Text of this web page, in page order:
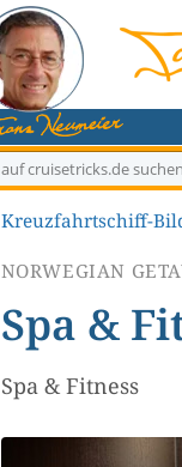
Kreuzfahrtschiff-
NORWEGIAN
Spa &
Spa & Fitness